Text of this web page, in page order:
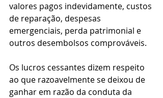
valores pagos indevidamente, custos
de reparação, despesas
emergenciais, perda patrimonial e
outros desembolsos comprováveis.
Os lucros cessantes dizem respeito
ao que razoavelmente se deixou de
ganhar em razão da conduta da